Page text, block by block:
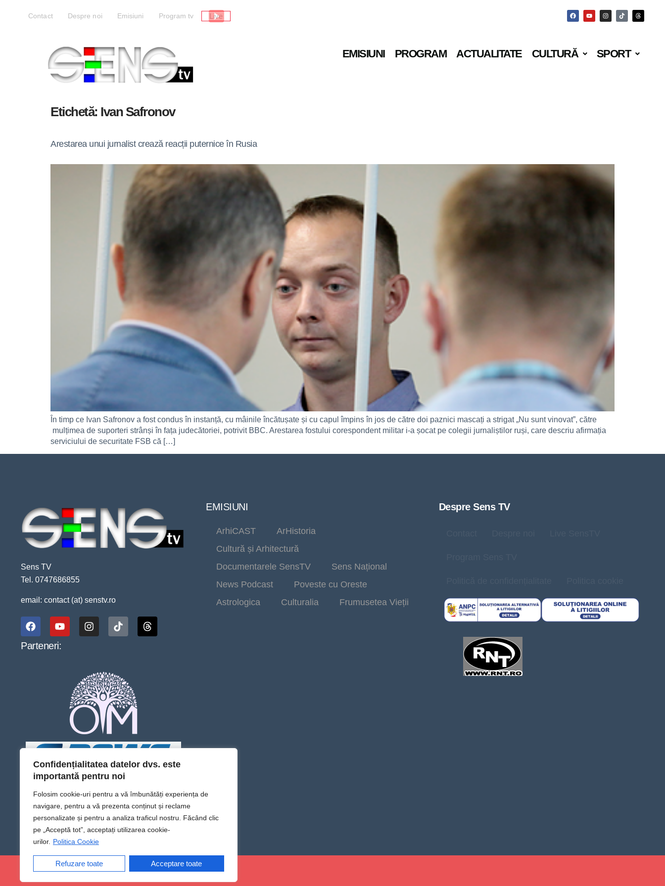
Confidențialitatea datelor dvs. este
importantă pentru noi
Folosim cookie-uri pentru a vă îmbunătăți experiența de
navigare, pentru a vă prezenta conținut și reclame
personalizate și pentru a analiza traficul nostru. Făcând clic
pe „Acceptă tot”, acceptați utilizarea cookie-
urilor. Politica Cookie
Refuzare toate Acceptare toate
Contact Despre noi Emisiuni Program tv Live
EMISIUNI PROGRAM ACTUALITATE CULTURĂ SPORT
Etichetă: Ivan Safronov
Arestarea unui jurnalist crează reacții puternice în Rusia
În timp ce Ivan Safronov a fost condus în instanță, cu mâinile încătușate și cu capul împins în jos de către doi paznici mascați a strigat „Nu sunt vinovat”, către
mulțimea de suporteri strânși în fața judecătoriei, potrivit BBC. Arestarea fostului corespondent militar i-a șocat pe colegii jurnaliștilor ruși, care descriu afirmația
serviciului de securitate FSB că […]
Sens TV
Tel. 0747686855
email: contact (at) senstv.ro
Parteneri:
EMISIUNI
ArhiCAST
ArHistoria
Cultură și Arhitectură
Documentarele SensTV
Sens Național
News Podcast
Poveste cu Oreste
Astrologica
Culturalia Frumusetea Vieții
Despre Sens TV
@Sens TV | Dă sens omului din tine!